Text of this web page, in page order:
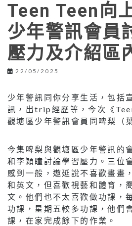
Teen Teen向
少年警訊會員
壓力及介紹區
22/05/2025
少年警訊同你分享生活，包括
訊，出trip經歷等，今次《
觀塘區少年警訊會員同啤梨（
今集啤梨與觀塘區少年警訊的
和李穎瞳討論學習壓力。三位
感到一般，遨延說不喜歡畫畫
和英文，但喜歡視藝和體育，
文。他們也不太喜歡做功課，
功課，星期五較多功課，他們
課，在家完成餘下的作業。